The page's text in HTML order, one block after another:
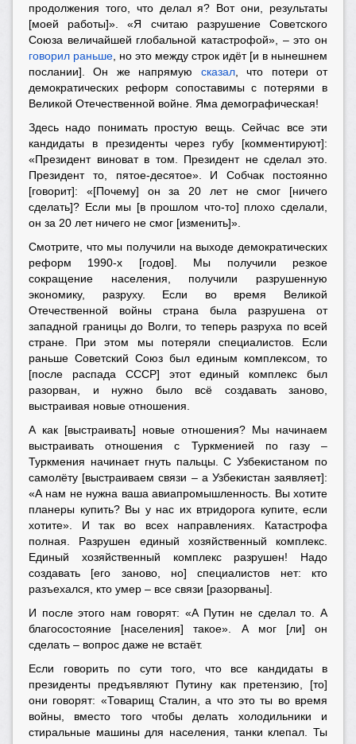
продолжения того, что делал я? Вот они, результаты
[моей работы]». «Я считаю разрушение Советского
Союза величайшей глобальной катастрофой», – это он
говорил раньше , но это между строк идёт [и в нынешнем
послании]. Он же напрямую сказал, что потери от
демократических реформ сопоставимы с потерями в
Великой Отечественной войне. Яма демографическая!
Здесь надо понимать простую вещь. Сейчас все эти
кандидаты в президенты через губу [комментируют]:
«Президент виноват в том. Президент не сделал это.
Президент то, пятое-десятое». И Собчак постоянно
[говорит]: «[Почему] он за 20 лет не смог [ничего
сделать]? Если мы [в прошлом что-то] плохо сделали,
он за 20 лет ничего не смог [изменить]».
Смотрите, что мы получили на выходе демократических
реформ 1990-х [годов]. Мы получили резкое
сокращение населения, получили разрушенную
экономику, разруху. Если во время Великой
Отечественной войны страна была разрушена от
западной границы до Волги, то теперь разруха по всей
стране. При этом мы потеряли специалистов. Если
раньше Советский Союз был единым комплексом, то
[после распада СССР] этот единый комплекс был
разорван, и нужно было всё создавать заново,
выстраивая новые отношения.
А как [выстраивать] новые отношения? Мы начинаем
выстраивать отношения с Туркменией по газу –
Туркмения начинает гнуть пальцы. С Узбекистаном по
самолёту [выстраиваем связи – а Узбекистан заявляет]:
«А нам не нужна ваша авиапромышленность. Вы хотите
планеры купить? Вы у нас их втридорога купите, если
хотите». И так во всех направлениях. Катастрофа
полная. Разрушен единый хозяйственный комплекс.
Единый хозяйственный комплекс разрушен! Надо
создавать [его заново, но] специалистов нет: кто
разъехался, кто умер – все связи [разорваны].
И после этого нам говорят: «А Путин не сделал то. А
благосостояние [населения] такое». А мог [ли] он
сделать – вопрос даже не встаёт.
Если говорить по сути того, что все кандидаты в
президенты предъявляют Путину как претензию, [то]
они говорят: «Товарищ Сталин, а что это ты во время
войны, вместо того чтобы делать холодильники и
стиральные машины для населения, танки клепал. Ты